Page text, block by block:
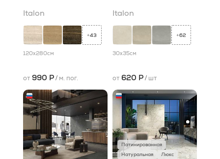
Italon
+43
120x280см
от 990 Р/ м. пог.
Italon
+62
30x35см
от 620 Р/ шт
Патинированная
Натуральная
Люкс